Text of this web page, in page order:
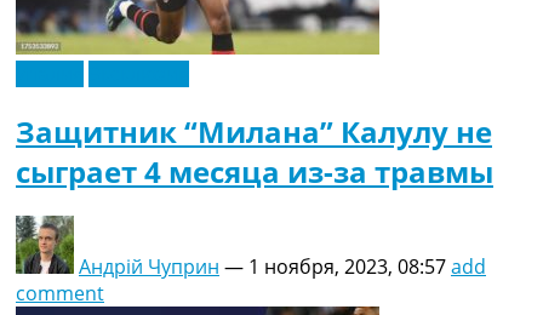
Защитник “Милана” Калулу не
сыграет 4 месяца из-за травмы
Андрій Чуприн — 1 ноября, 2023, 08:57add
comment